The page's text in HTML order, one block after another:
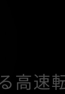
る高速